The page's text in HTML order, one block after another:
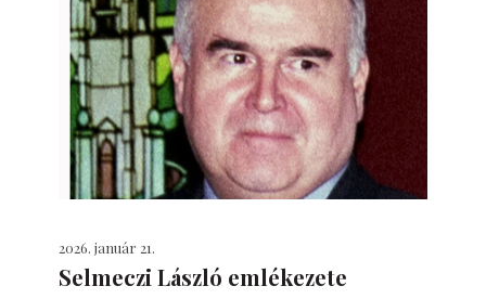
2026. január 21.
Selmeczi László emlékezete